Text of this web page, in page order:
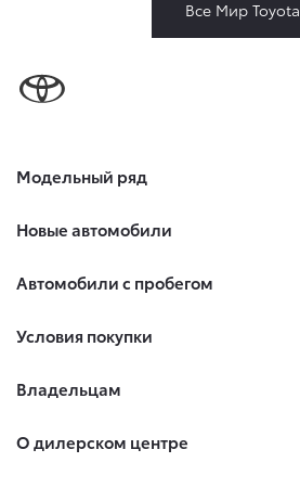
Все Мир Toyota
Модельный ряд
Новые автомобили
Автомобили с пробегом
Условия покупки
Владельцам
О дилерском центре